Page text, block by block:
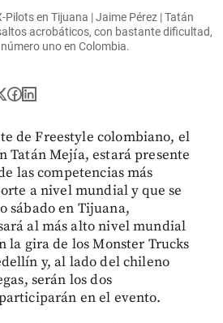
en Tijuana | Jaime Pérez | Tatán
acrobáticos, con bastante dificultad,
uno en Colombia.
de Freestyle colombiano, el
Tatán Mejía, estará presente
las competencias más
a nivel mundial y que se
sábado en Tijuana,
al más alto nivel mundial
la gira de los Monster Trucks
y, al lado del chileno
serán los dos
en el evento.